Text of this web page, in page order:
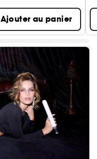
Ajouter au panier